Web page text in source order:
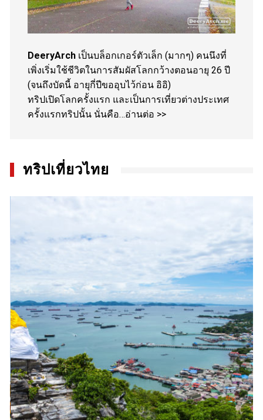
DeeryArch เป็นบล็อกเกอร์ตัวเล็ก (มากๆ) คนนึงที่
เพิ่งเริ่มใช้ชีวิตในการสัมผัสโลกกว้างตอนอายุ 26 ปี
(จนถึงบัดนี้ อายุกี่ปีขออุบไว้ก่อน อิอิ)
ทริปเปิดโลกครั้งแรก และเป็นการเที่ยวต่างประเทศ
ครั้งแรกทริปนั้น นั่นคือ…อ่านต่อ >>
ทริปเที่ยวไทย